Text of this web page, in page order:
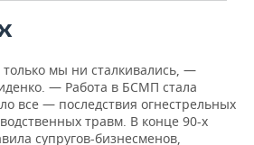
мы ни сталкивались, —
— Работа в БСМП стала
все — последствия огнестрельных
травм. В конце 90-х
супругов-бизнесменов,